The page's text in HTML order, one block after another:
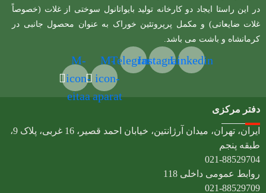
در این راستا ایجاد دو کارخانه تولید بایواتانول سوختی از غلات (خصوصاً
غلات ضایعاتی) و مکمل پرپروتئین خوراک به عنوان محصول جانبی در
کرمانشاه و باشت می باشد.
Linkedin
Instagram
Telegram
M-
icon-
aparat
M-
icon-
eitaa
دفتر مرکزی
ایران، تهران، میدان آرژانتین، خیابان احمد قصیر، 16 غربی، پلاک 9،
طبقه پنجم
021-88529704
روابط عمومی داخلی 118
021-88529709